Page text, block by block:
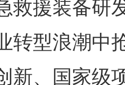
救援装备研
转型浪潮中
新、国家级